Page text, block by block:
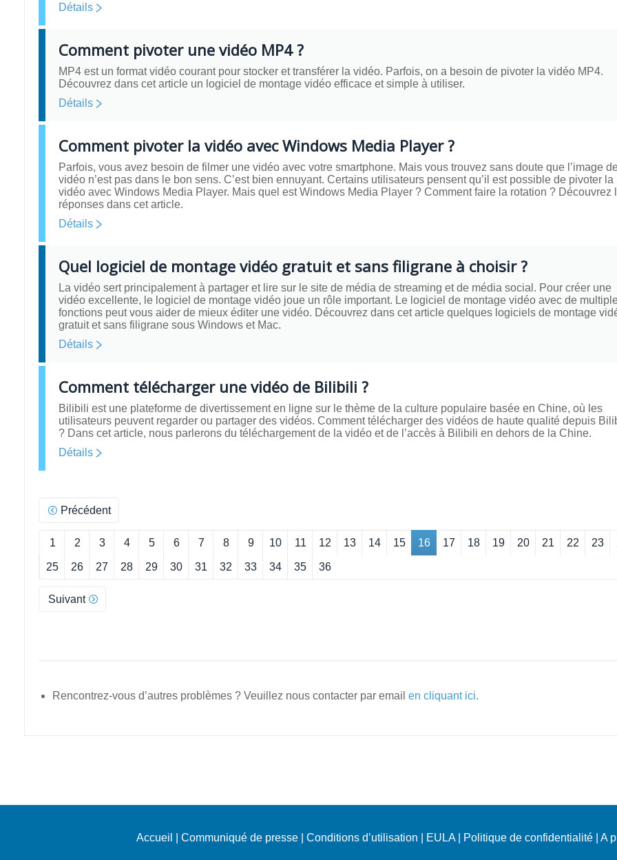
Détails
Comment pivoter une vidéo MP4 ?
MP4 est un format vidéo courant pour stocker et transférer la vidéo. Parfois, on a besoin de pivoter la vidéo MP4.
Découvrez dans cet article un logiciel de montage vidéo efficace et simple à utiliser.
Détails
Comment pivoter la vidéo avec Windows Media Player ?
Parfois, vous avez besoin de filmer une vidéo avec votre smartphone. Mais vous trouvez sans doute que l’image
vidéo n’est pas dans le bon sens. C’est bien ennuyant. Certains utilisateurs pensent qu’il est possible de pivoter la
vidéo avec Windows Media Player. Mais quel est Windows Media Player ? Comment faire la rotation ? Découvrez
réponses dans cet article.
Détails
Quel logiciel de montage vidéo gratuit et sans filigrane à choisir ?
La vidéo sert principalement à partager et lire sur le site de média de streaming et de média social. Pour créer une
vidéo excellente, le logiciel de montage vidéo joue un rôle important. Le logiciel de montage vidéo avec de
fonctions peut vous aider de mieux éditer une vidéo. Découvrez dans cet article quelques logiciels de montage
gratuit et sans filigrane sous Windows et Mac.
Détails
Comment télécharger une vidéo de Bilibili ?
Bilibili est une plateforme de divertissement en ligne sur le thème de la culture populaire basée en Chine, où les
utilisateurs peuvent regarder ou partager des vidéos. Comment télécharger des vidéos de haute qualité depuis
? Dans cet article, nous parlerons du téléchargement de la vidéo et de l’accès à Bilibili en dehors de la Chine.
Détails
Précédent
1 2 3 4 5 6 7 8 9 10 11 12 13 14 15 16 17 18 19 20 21 22 23
25 26 27 28 29 30 31 32 33 34 35 36
Suivant
Rencontrez-vous d’autres problèmes ? Veuillez nous contacter par email en cliquant ici.
Accueil Communiqué de presse| Conditions d’utilisation EULA| Politique de confidentialité| A